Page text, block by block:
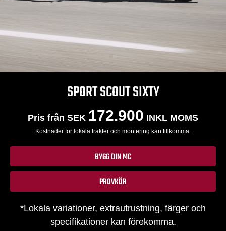
SPORT SCOUT SIXTY
Pris från SEK 172.900 INKL MOMS
Kostnader för lokala frakter och montering kan tillkomma.
BYGG DIN MC
PROVKÖR
*Lokala variationer, extrautrustning, färger och
specifikationer kan förekomma.